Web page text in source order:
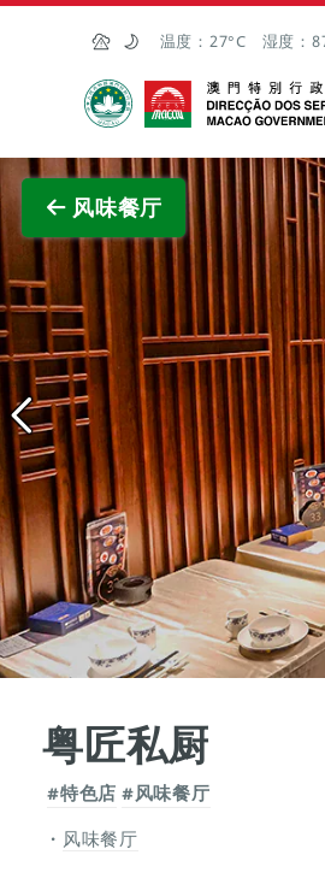
跳至主内容
温度： 27°C 湿度：
澳门特别行政区政府旅
风味餐厅
粤匠私厨
#特色店 #风味餐厅
风味餐厅